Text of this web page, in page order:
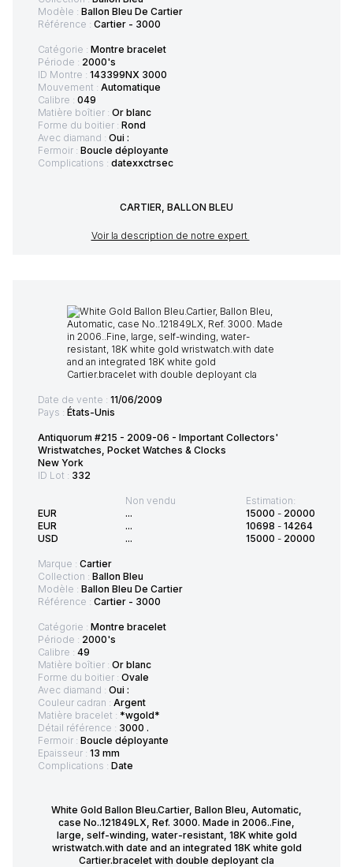
Modèle : Ballon Bleu De Cartier
Référence : Cartier - 3000
Catégorie : Montre bracelet
Période : 2000's
ID Montre : 143399NX 3000
Mouvement : Automatique
Calibre : 049
Matière boîtier : Or blanc
Forme du boitier : Rond
Avec diamand : Oui :
Fermoir : Boucle déployante
Complications : datexxctrsec
CARTIER, BALLON BLEU
Voir la description de notre expert
Date de vente : 11/06/2009
Pays : États-Unis
Antiquorum #215 - 2009-06 - Important Collectors'
Wristwatches, Pocket Watches & Clocks
New York
ID Lot : 332
EUR
EUR
USD
Non vendu
...
...
...
Estimation:
15000 - 20000
10698 - 14264
15000 - 20000
Marque : Cartier
Collection : Ballon Bleu
Modèle : Ballon Bleu De Cartier
Référence : Cartier - 3000
Catégorie : Montre bracelet
Période : 2000's
Calibre : 49
Matière boîtier : Or blanc
Forme du boitier : Ovale
Avec diamand : Oui :
Couleur cadran : Argent
Matière bracelet : *wgold*
Détail référence : 3000 .
Fermoir : Boucle déployante
Epaisseur : 13 mm
Complications : Date
White Gold Ballon Bleu.Cartier, Ballon Bleu, Automatic,
case No..121849LX, Ref. 3000. Made in 2006..Fine,
large, self-winding, water-resistant, 18K white gold
wristwatch.with date and an integrated 18K white gold
Cartier.bracelet with double deployant cla